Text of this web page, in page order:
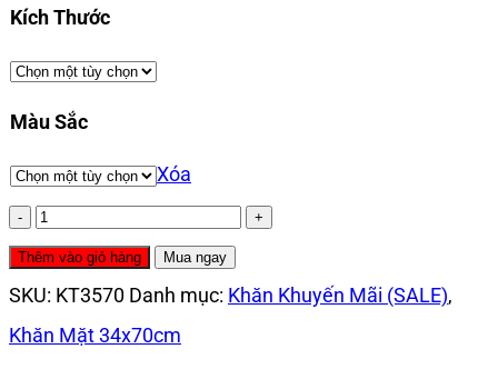
Kích Thước
Màu Sắc
Xóa
[HÀNG
B]
Khăn
Cotton
Thêm vào giỏ hàng Mua ngay
SKU: KT3570 Danh mục: Khăn Khuyến Mãi (SALE),
Khăn Mặt 34x70cm